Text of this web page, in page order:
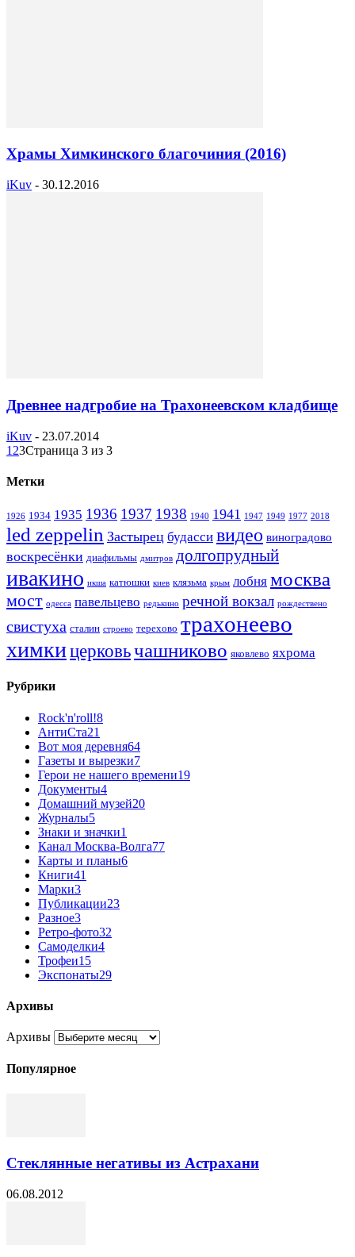
Храмы Химкинского благочиния (2016)
iKuv - 30.12.2016
Древнее надгробие на Трахонеевском кладбище
iKuv - 23.07.2014
1 23Страница 3 из 3
Метки
1926 1934 1935 1936 1937 1938 1940 1941 1947 1949 1977 2018
led zeppelin Застырец будасси видео виноградово
воскресёнки диафильмы дмитров долгопрудный
ивакино икша катюшки киев клязьма крым лобня москва
мост одесса павельцево редькино речной вокзал рождествено
свистуха сталин строево терехово трахонеево
химкицерковьчашниково яковлево яхрома
Рубрики
Rock'n'roll!8
АнтиСта21
Вот моя деревня64
Газеты и вырезки7
Герои не нашего времени19
Документы4
Домашний музей20
Журналы5
Знаки и значки1
Канал Москва-Волга77
Карты и планы6
Книги41
Марки3
Публикации23
Разное3
Ретро-фото32
Самоделки4
Трофеи15
Экспонаты29
Архивы
Архивы
Популярное
Стеклянные негативы из Астрахани
06.08.2012